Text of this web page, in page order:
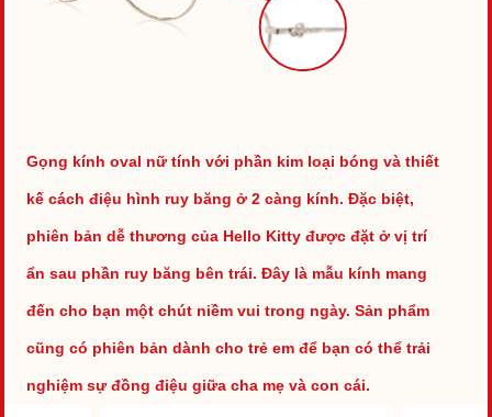
Gọng kính oval nữ tính với phần kim loại bóng và thiết
kế cách điệu hình ruy băng ở 2 càng kính. Đặc biệt,
phiên bản dễ thương của Hello Kitty được đặt ở vị trí
ẩn sau phần ruy băng bên trái. Đây là mẫu kính mang
đến cho bạn một chút niềm vui trong ngày. Sản phẩm
cũng có phiên bản dành cho trẻ em để bạn có thể trải
nghiệm sự đồng điệu giữa cha mẹ và con cái.